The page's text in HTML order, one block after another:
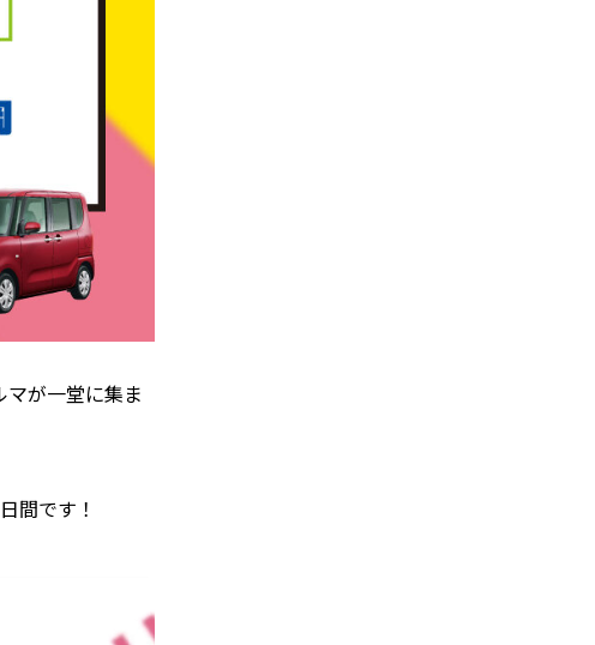
が一堂に集ま
間です！